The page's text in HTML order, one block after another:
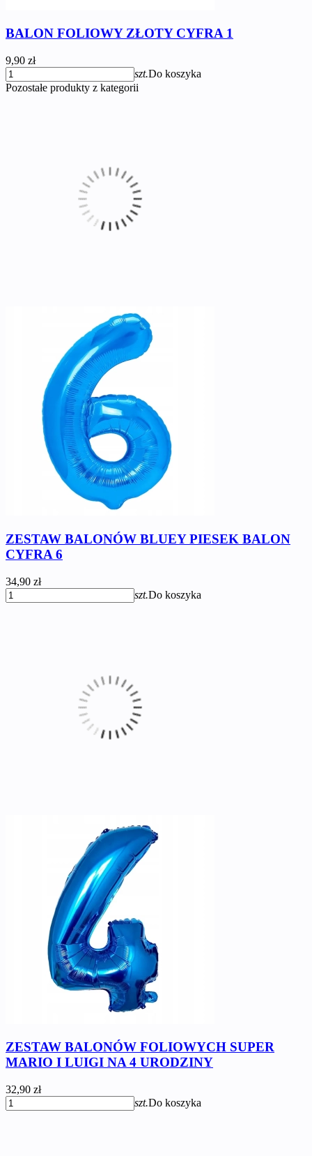
BALON FOLIOWY ZŁOTY CYFRA 1
9,90 zł
szt.Do koszyka
Pozostałe produkty z kategorii
ZESTAW BALONÓW BLUEY PIESEK BALON
CYFRA 6
34,90 zł
szt.Do koszyka
ZESTAW BALONÓW FOLIOWYCH SUPER
MARIO I LUIGI NA 4 URODZINY
32,90 zł
szt.Do koszyka